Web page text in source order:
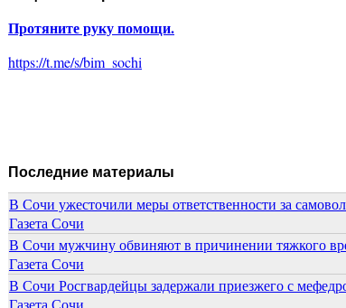
Протяните руку помощи.
https://t.me/s/bim_sochi
Последние материалы
В Сочи ужесточили меры ответственности за
Газета Сочи
В Сочи мужчину обвиняют в причинении тяжкого
Газета Сочи
В Сочи Росгвардейцы задержали приезжего с
Газета Сочи